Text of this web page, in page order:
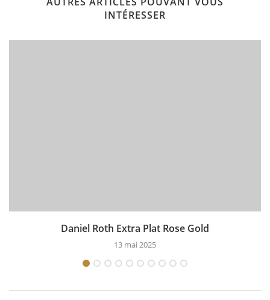
INTÉRESSER
Daniel Roth Extra Plat Rose Gold
13 mai 2025